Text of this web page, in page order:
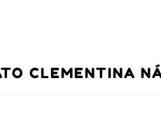
CLEMENTINA